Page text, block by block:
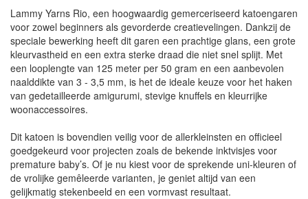
Lammy Yarns Rio, een hoogwaardig gemerceriseerd katoengaren
voor zowel beginners als gevorderde creatievelingen. Dankzij de
speciale bewerking heeft dit garen een prachtige glans, een grote
kleurvastheid en een extra sterke draad die niet snel splijt. Met
een looplengte van 125 meter per 50 gram en een aanbevolen
naalddikte van 3 - 3,5 mm, is het de ideale keuze voor het haken
van gedetailleerde amigurumi, stevige knuffels en kleurrijke
woonaccessoires.
Dit katoen is bovendien veilig voor de allerkleinsten en officieel
goedgekeurd voor projecten zoals de bekende inktvisjes voor
premature baby’s. Of je nu kiest voor de sprekende uni-kleuren of
de vrolijke gemêleerde varianten, je geniet altijd van een
gelijkmatig stekenbeeld en een vormvast resultaat.